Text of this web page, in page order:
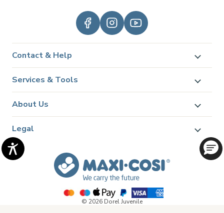
Contact & Help
Services & Tools
About Us
Legal
© 2026 Dorel Juvenile